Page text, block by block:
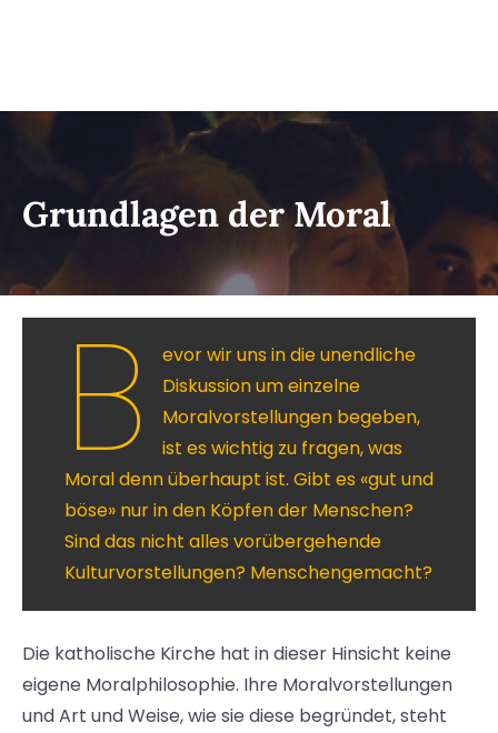
Grundlagen der Moral
B
evor wir uns in die unendliche
Diskussion um einzelne
Moralvorstellungen begeben,
ist es wichtig zu fragen, was
Moral denn überhaupt ist. Gibt es «gut und
böse» nur in den Köpfen der Menschen?
Sind das nicht alles vorübergehende
Kulturvorstellungen? Menschengemacht?
Die katholische Kirche hat in dieser Hinsicht keine
eigene Moralphilosophie. Ihre Moralvorstellungen
und Art und Weise, wie sie diese begründet, steht